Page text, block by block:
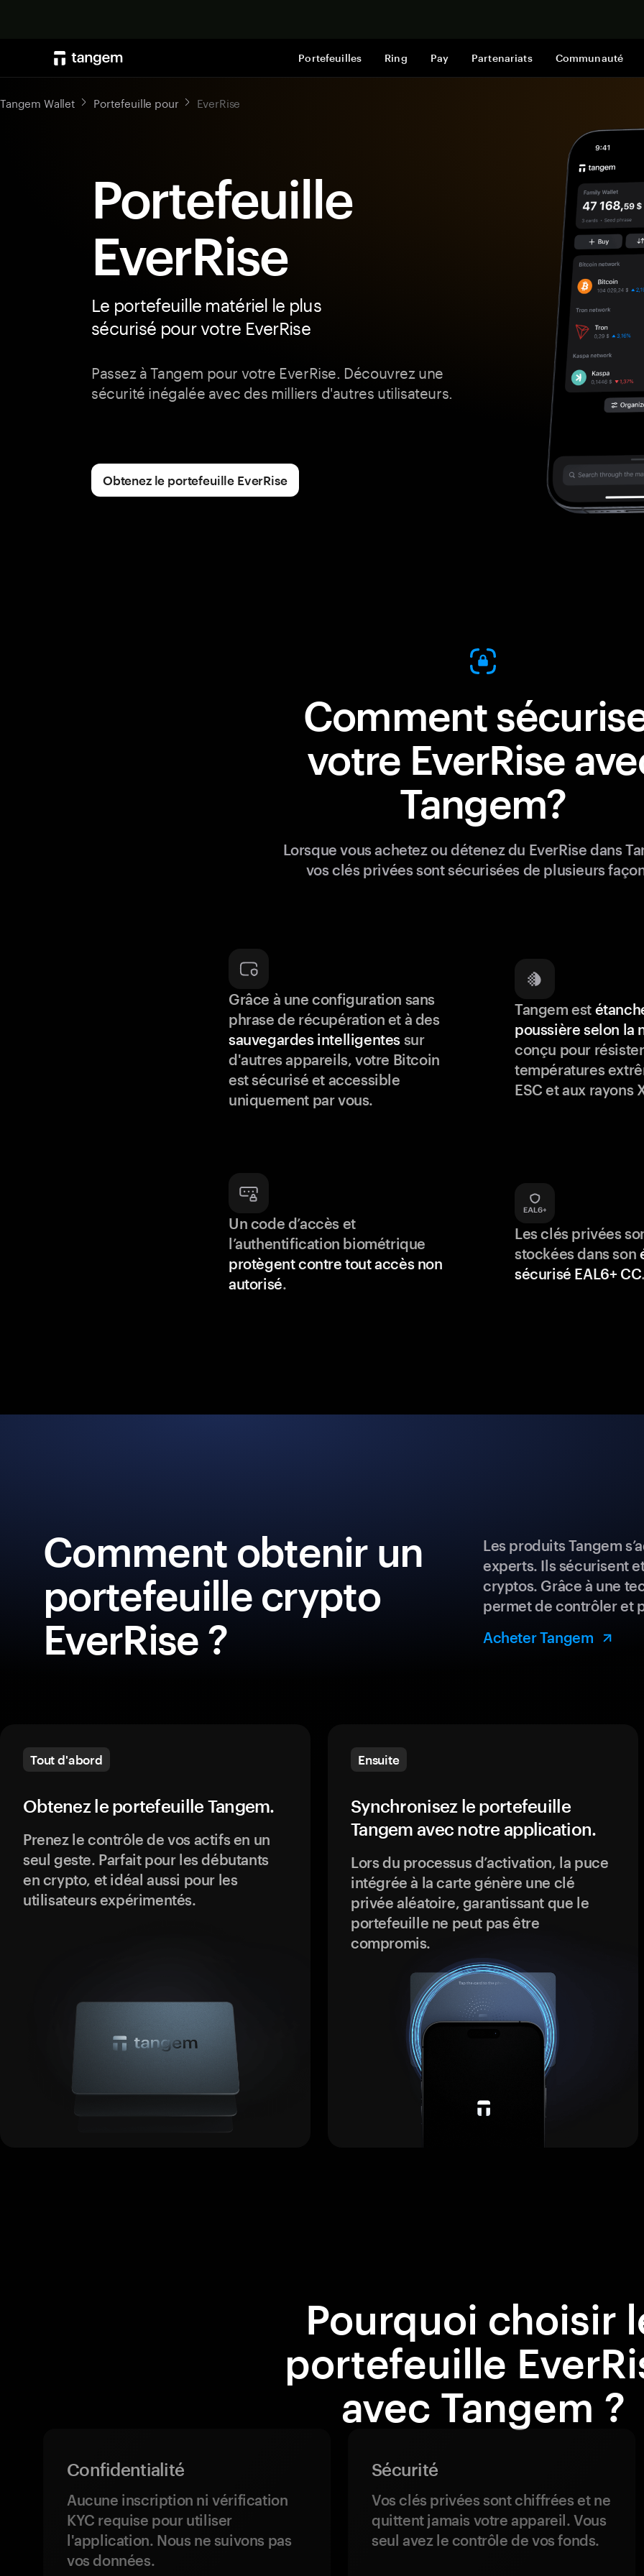
Portefeuilles Ring Pay Partenariats Communauté
Tangem Wallet Portefeuille pour EverRise
Portefeuille
EverRise
Le portefeuille matériel le plus
sécurisé pour votre EverRise
Passez à Tangem pour votre EverRise. Découvrez une
sécurité inégalée avec des milliers d'autres utilisateurs.
Obtenez le portefeuille EverRise
Comment
votre EverRise
Tangem?
Lorsque vous achetez ou détenez du EverRise dans
vos clés privées sont sécurisées de plusieurs
Grâce à une configuration sans
phrase de récupération et à des
sauvegardes intelligentes sur
d'autres appareils, votre Bitcoin
est sécurisé et accessible
uniquement par vous.
Tangem est
poussière selon la
conçu pour
températures
ESC et aux rayons
Un code d’accès et
l’authentification biométrique
protègent contre tout accès non
autorisé.
Les clés privées
stockées dans son
sécurisé EAL6+ CC.
Comment obtenir un
portefeuille crypto
EverRise ?
Les produits Tangem
experts. Ils sécurisent
cryptos. Grâce à une
permet de contrôler et
Acheter Tangem
Tout d'abord
Obtenez le portefeuille Tangem.
Prenez le contrôle de vos actifs en un
seul geste. Parfait pour les débutants
en crypto, et idéal aussi pour les
utilisateurs expérimentés.
Ensuite
Synchronisez le portefeuille
Tangem avec notre application.
Lors du processus d’activation, la puce
intégrée à la carte génère une clé
privée aléatoire, garantissant que le
portefeuille ne peut pas être
compromis.
Pourquoi choisir
portefeuille
avec Tangem ?
Confidentialité
Aucune inscription ni vérification
KYC requise pour utiliser
l'application. Nous ne suivons pas
vos données.
Sécurité
Vos clés privées sont chiffrées et ne
quittent jamais votre appareil. Vous
seul avez le contrôle de vos fonds.